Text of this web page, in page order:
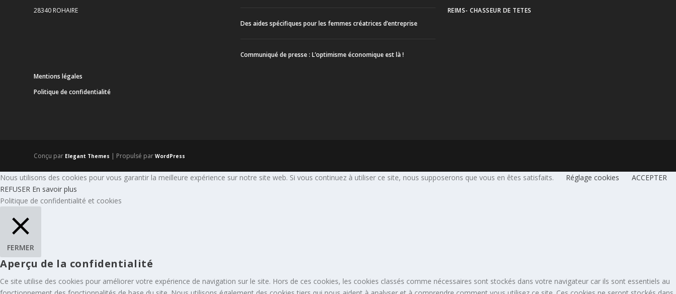
28340 ROHAIRE
Mentions légales
Politique de confidentialité
Des aides spécifiques pour les femmes créatrices d’entreprise
Communiqué de presse : L’optimisme économique est là !
REIMS- CHASSEUR DE TETES
Conçu par Elegant Themes | Propulsé parWordPress
Nous utilisons des cookies pour vous garantir la meilleure expérience sur notre site web. Si vous continuez à utiliser ce site, nous supposerons que vous en êtes satisfaits. Réglage cookies
ACCEPTER
REFUSER En savoir plus
Politique de confidentialité et cookies
FERMER
Aperçu de la confidentialité
Ce site utilise des cookies pour améliorer votre expérience de navigation sur le site. Hors de ces cookies, les cookies classés comme nécessaires sont stockés dans votre navigateur car ils sont essentiels au